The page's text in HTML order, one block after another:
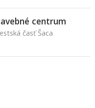
centrum
časť Šaca